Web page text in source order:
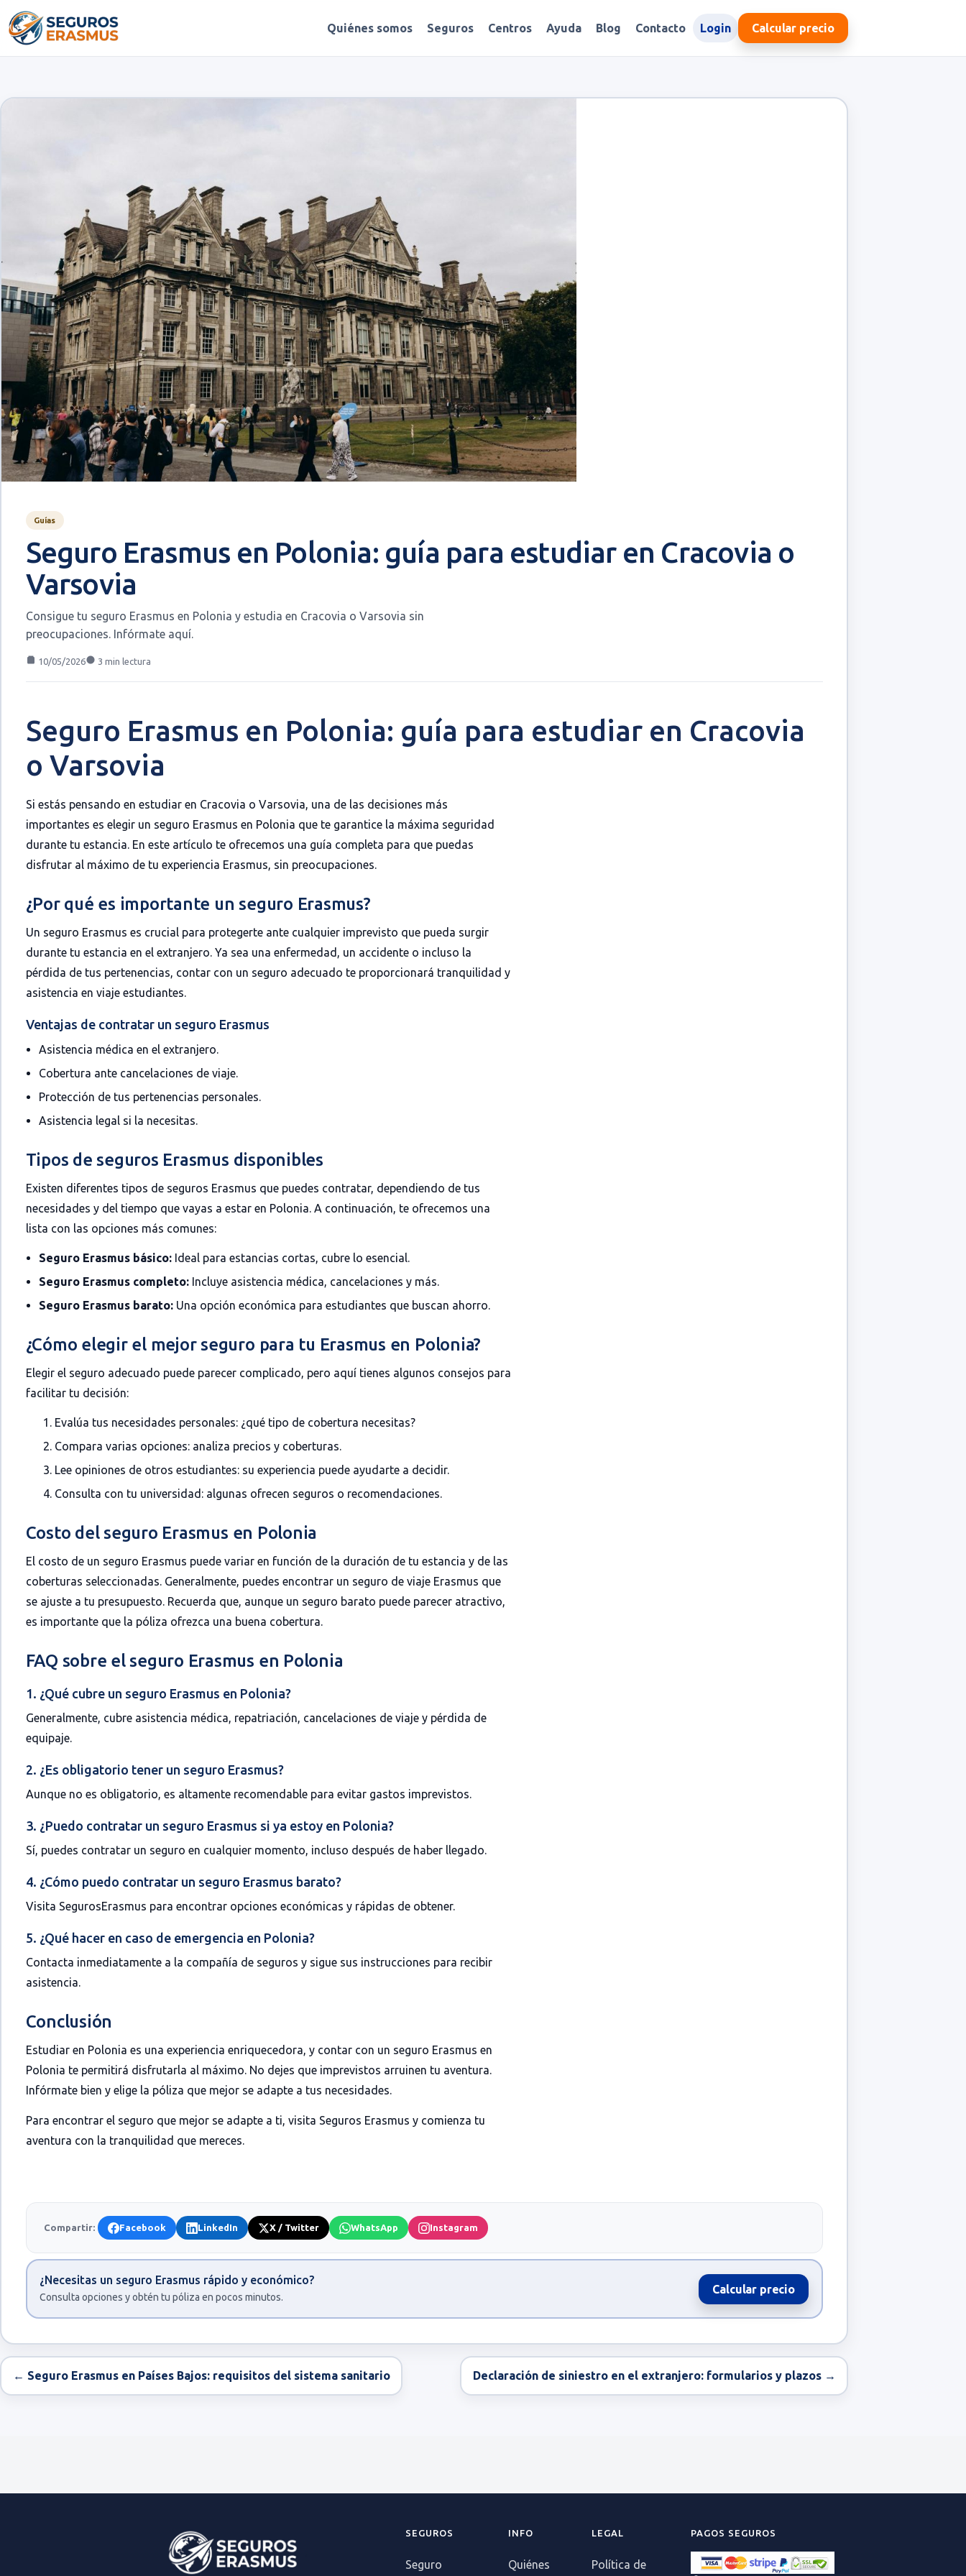
Quiénes somos Seguros Centros Ayuda Blog Contacto Login Calcular precio
Guías
Seguro Erasmus en Polonia: guía para estudiar en Cracovia o
Varsovia
Consigue tu seguro Erasmus en Polonia y estudia en Cracovia o Varsovia sin
preocupaciones. Infórmate aquí.
10/05/2026 3 min lectura
Seguro Erasmus en Polonia: guía para estudiar en Cracovia
o Varsovia
Si estás pensando en estudiar en Cracovia o Varsovia, una de las decisiones más
importantes es elegir un seguro Erasmus en Polonia que te garantice la máxima seguridad
durante tu estancia. En este artículo te ofrecemos una guía completa para que puedas
disfrutar al máximo de tu experiencia Erasmus, sin preocupaciones.
¿Por qué es importante un seguro Erasmus?
Un seguro Erasmus es crucial para protegerte ante cualquier imprevisto que pueda surgir
durante tu estancia en el extranjero. Ya sea una enfermedad, un accidente o incluso la
pérdida de tus pertenencias, contar con un seguro adecuado te proporcionará tranquilidad y
asistencia en viaje estudiantes.
Ventajas de contratar un seguro Erasmus
Asistencia médica en el extranjero.
Cobertura ante cancelaciones de viaje.
Protección de tus pertenencias personales.
Asistencia legal si la necesitas.
Tipos de seguros Erasmus disponibles
Existen diferentes tipos de seguros Erasmus que puedes contratar, dependiendo de tus
necesidades y del tiempo que vayas a estar en Polonia. A continuación, te ofrecemos una
lista con las opciones más comunes:
Seguro Erasmus básico:Ideal para estancias cortas, cubre lo esencial.
Seguro Erasmus completo:Incluye asistencia médica, cancelaciones y más.
Seguro Erasmus barato:Una opción económica para estudiantes que buscan ahorro.
¿Cómo elegir el mejor seguro para tu Erasmus en Polonia?
Elegir el seguro adecuado puede parecer complicado, pero aquí tienes algunos consejos para
facilitar tu decisión:
Evalúa tus necesidades personales: ¿qué tipo de cobertura necesitas?
Compara varias opciones: analiza precios y coberturas.
Lee opiniones de otros estudiantes: su experiencia puede ayudarte a decidir.
Consulta con tu universidad: algunas ofrecen seguros o recomendaciones.
Costo del seguro Erasmus en Polonia
El costo de un seguro Erasmus puede variar en función de la duración de tu estancia y de las
coberturas seleccionadas. Generalmente, puedes encontrar un seguro de viaje Erasmus que
se ajuste a tu presupuesto. Recuerda que, aunque un seguro barato puede parecer atractivo,
es importante que la póliza ofrezca una buena cobertura.
FAQ sobre el seguro Erasmus en Polonia
1. ¿Qué cubre un seguro Erasmus en Polonia?
Generalmente, cubre asistencia médica, repatriación, cancelaciones de viaje y pérdida de
equipaje.
2. ¿Es obligatorio tener un seguro Erasmus?
Aunque no es obligatorio, es altamente recomendable para evitar gastos imprevistos.
3. ¿Puedo contratar un seguro Erasmus si ya estoy en Polonia?
Sí, puedes contratar un seguro en cualquier momento, incluso después de haber llegado.
4. ¿Cómo puedo contratar un seguro Erasmus barato?
Visita SegurosErasmus para encontrar opciones económicas y rápidas de obtener.
5. ¿Qué hacer en caso de emergencia en Polonia?
Contacta inmediatamente a la compañía de seguros y sigue sus instrucciones para recibir
asistencia.
Conclusión
Estudiar en Polonia es una experiencia enriquecedora, y contar con un seguro Erasmus en
Polonia te permitirá disfrutarla al máximo. No dejes que imprevistos arruinen tu aventura.
Infórmate bien y elige la póliza que mejor se adapte a tus necesidades.
Para encontrar el seguro que mejor se adapte a ti, visita Seguros Erasmus y comienza tu
aventura con la tranquilidad que mereces.
Compartir: Facebook LinkedIn X / Twitter WhatsApp Instagram
¿Necesitas un seguro Erasmus rápido y económico?
Consulta opciones y obtén tu póliza en pocos minutos.
Calcular precio
← Seguro Erasmus en Países Bajos: requisitos del sistema sanitario Declaración de siniestro en el extranjero: formularios y plazos →
SEGUROS
Seguro
INFO
Quiénes
LEGAL
Política de
PAGOS SEGUROS